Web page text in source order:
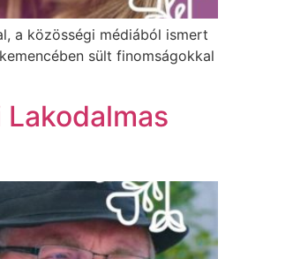
a közösségi médiából ismert
sült finomságokkal